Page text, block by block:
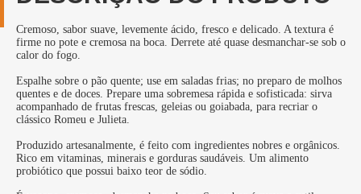
Cremoso, sabor suave, levemente ácido, fresco e delicado. A textura é
firme no pote e cremosa na boca. Derrete até quase desmanchar-se sob o
calor do fogo.
Espalhe sobre o pão quente; use em saladas frias; no preparo de molhos
quentes e de doces. Prepare uma sobremesa rápida e sofisticada: sirva
acompanhado de frutas frescas, geleias ou goiabada, para recriar o
clássico Romeu e Julieta.
Produzido artesanalmente, é feito com ingredientes nobres e orgânicos.
Rico em vitaminas, minerais e gorduras saudáveis. Um alimento
probiótico que possui baixo teor de sódio.